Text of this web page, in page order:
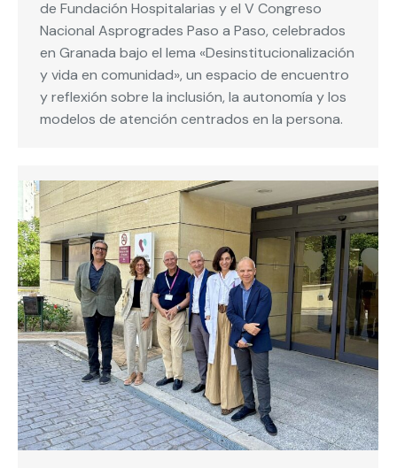
de Fundación Hospitalarias y el V Congreso
Nacional Asprogrades Paso a Paso, celebrados
en Granada bajo el lema «Desinstitucionalización
y vida en comunidad», un espacio de encuentro
y reflexión sobre la inclusión, la autonomía y los
modelos de atención centrados en la persona.